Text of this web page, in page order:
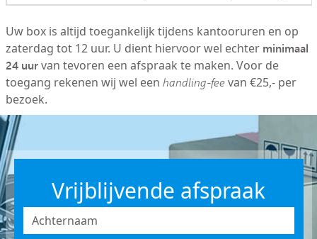
Uw box is altijd toegankelijk tijdens kantooruren en op
zaterdag tot 12 uur. U dient hiervoor wel echter minimaal
24 uurvan tevoren een afspraak te maken. Voor de
toegang rekenen wij wel een handling-feevan €25,- per
bezoek.
Vrijblijvende afspraak